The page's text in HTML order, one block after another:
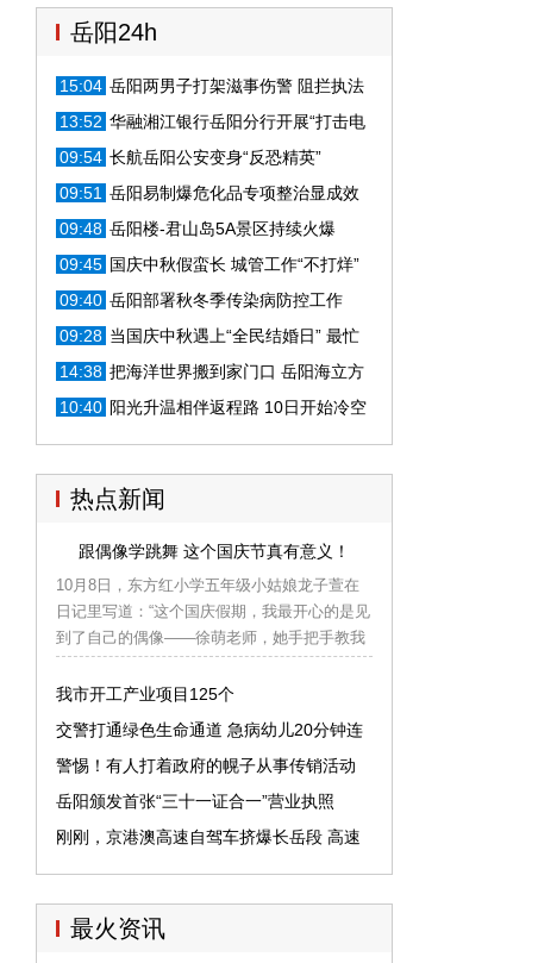
岳阳24h
15:04 岳阳两男子打架滋事伤警 阻拦执法
被判刑
13:52 华融湘江银行岳阳分行开展“打击电
信网络新型违法犯罪”宣传月活动
09:54 长航岳阳公安变身“反恐精英”
09:51 岳阳易制爆危化品专项整治显成效
09:48 岳阳楼-君山岛5A景区持续火爆
09:45 国庆中秋假蛮长 城管工作“不打烊”
09:40 岳阳部署秋冬季传染病防控工作
09:28 当国庆中秋遇上“全民结婚日” 最忙
的其实还有他们...
14:38 把海洋世界搬到家门口 岳阳海立方
国庆火爆开园
10:40 阳光升温相伴返程路 10日开始冷空
气再次带来8-10℃降温
热点新闻
跟偶像学跳舞 这个国庆节真有意义！
10月8日，东方红小学五年级小姑娘龙子萱在
日记里写道：“这个国庆假期，我最开心的是见
到了自己的偶像——徐萌老师，她手把手教我
加比赛！”
我市开工产业项目125个
交警打通绿色生命通道 急病幼儿20分钟连
转两院
警惕！有人打着政府的幌子从事传销活动
岳阳颁发首张“三十一证合一”营业执照
刚刚，京港澳高速自驾车挤爆长岳段 高速
交警正进行分流
最火资讯